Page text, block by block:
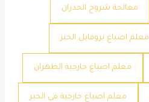
معالجة شروخ الجدران
معلم اصباغ بروفايل الخبر
معلم اصباغ خارجية الظهران
معلم اصباغ خارجية في الخبر